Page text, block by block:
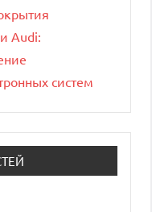
Audi:
систем